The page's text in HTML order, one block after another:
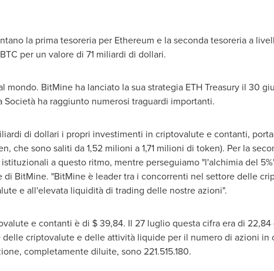
la prima tesoreria per Ethereum e la seconda tesoreria a
per un valore di 71 miliardi di dollari.
mondo. BitMine ha lanciato la sua strategia ETH Treasury il 30
ha raggiunto numerosi traguardi importanti.
di dollari i propri investimenti in criptovalute e contanti,
che sono saliti da 1,52 milioni a 1,71 milioni di token). Per la
a questo ritmo, mentre perseguiamo "l'alchimia del
di BitMine. "BitMine è leader tra i concorrenti nel settore delle
e all'elevata liquidità di trading delle nostre azioni".
e contanti è di $ 39,84. Il 27 luglio questa cifra era di
criptovalute e delle attività liquide per il numero di azioni in
completamente diluite, sono 221.515.180.